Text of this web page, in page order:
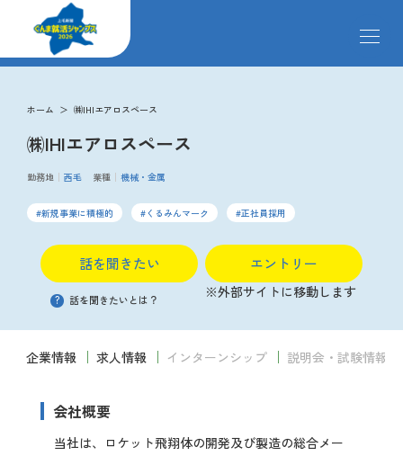
メ
求人検索
イベント
説明会
クローズアップ企業
先輩社員の声
ホーム ㈱IHIエアロスペース
㈱IHIエアロスペース
勤務地 西毛 業種 機械・金属
新規事業に積極的 くるみんマーク 正社員採用
話を聞きたい
? 話を聞きたいとは？
エントリー
※外部サイトに移動します
企業情報 求人情報 インターンシップ 説明会・試験情報
会社概要
当社は、ロケット飛翔体の開発及び製造の総合メー